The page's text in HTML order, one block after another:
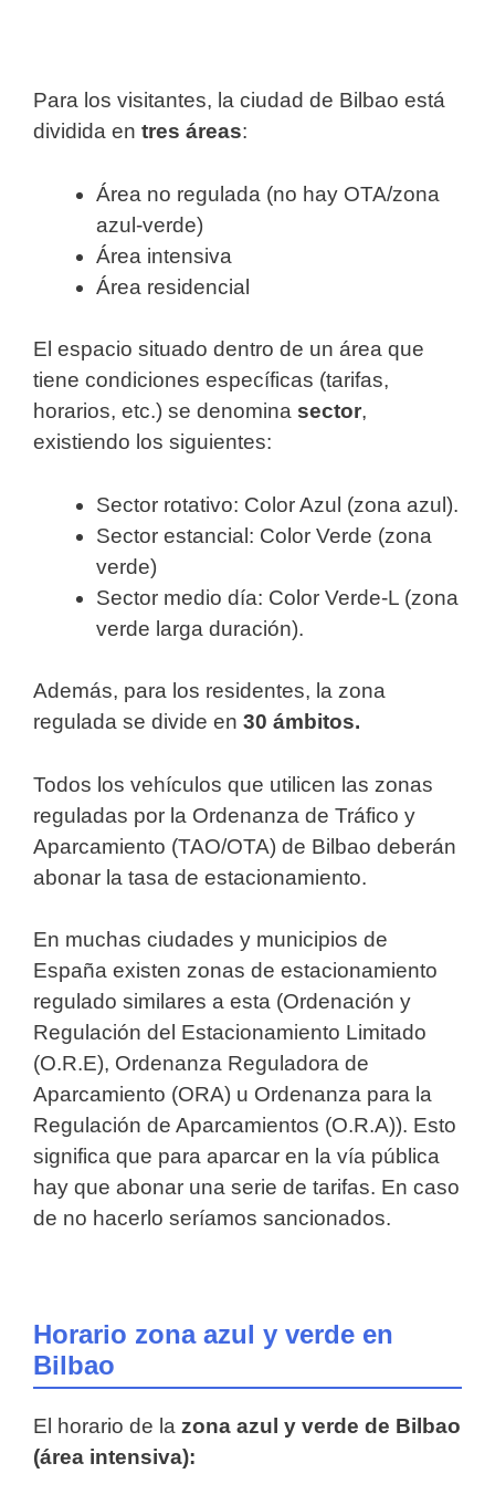
Para los visitantes, la ciudad de Bilbao está
dividida en tres áreas:
Área no regulada (no hay OTA/zona
azul-verde)
Área intensiva
Área residencial
El espacio situado dentro de un área que
tiene condiciones específicas (tarifas,
horarios, etc.) se denomina sector,
existiendo los siguientes:
Sector rotativo: Color Azul (zona azul).
Sector estancial: Color Verde (zona
verde)
Sector medio día: Color Verde-L (zona
verde larga duración).
Además, para los residentes, la zona
regulada se divide en 30 ámbitos.
Todos los vehículos que utilicen las zonas
reguladas por la Ordenanza de Tráfico y
Aparcamiento (TAO/OTA) de Bilbao deberán
abonar la tasa de estacionamiento.
En muchas ciudades y municipios de
España existen zonas de estacionamiento
regulado similares a esta (Ordenación y
Regulación del Estacionamiento Limitado
(O.R.E), Ordenanza Reguladora de
Aparcamiento (ORA) u Ordenanza para la
Regulación de Aparcamientos (O.R.A)). Esto
significa que para aparcar en la vía pública
hay que abonar una serie de tarifas. En caso
de no hacerlo seríamos sancionados.
Horario zona azul y verde en
Bilbao
El horario de la zona azul y verde de Bilbao
(área intensiva):